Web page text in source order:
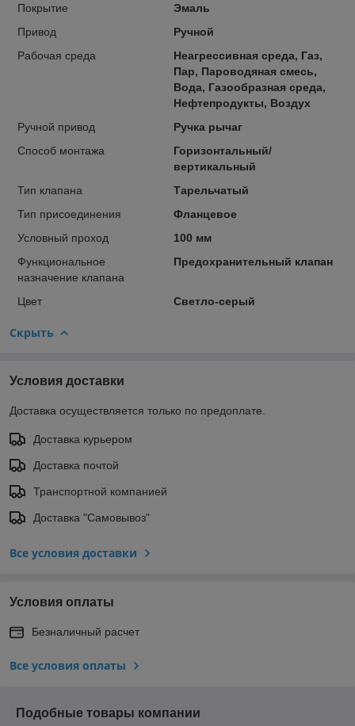
Покрытие
Эмаль
Привод
Ручной
Рабочая среда
Неагрессивная среда, Газ,
Пар, Пароводяная смесь,
Вода, Газообразная среда,
Нефтепродукты, Воздух
Ручной привод
Ручка рычаг
Способ монтажа
Горизонтальный/
вертикальный
Тип клапана
Тарельчатый
Тип присоединения
Фланцевое
Условный проход
100 мм
Функциональное
назначение клапана
Предохранительный клапан
Цвет Светло-серый
Скрыть
Условия доставки
Доставка осуществляется только по предоплате.
Доставка курьером
Доставка почтой
Транспортной компанией
Доставка "Самовывоз"
Все условия доставки
Условия оплаты
Безналичный расчет
Все условия оплаты
Подобные товары компании